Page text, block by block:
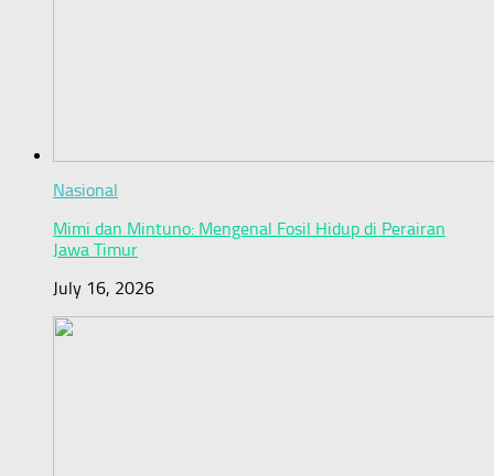
Nasional
Mimi dan Mintuno: Mengenal Fosil Hidup di Perairan
Jawa Timur
July 16, 2026